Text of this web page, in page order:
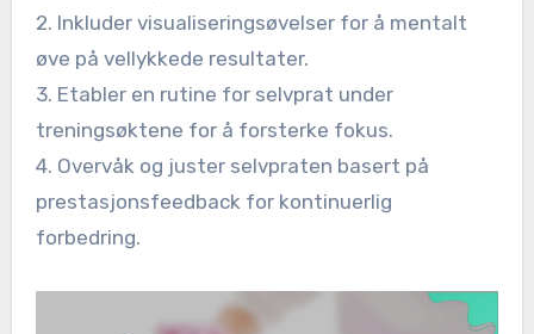
2. Inkluder visualiseringsøvelser for å mentalt
øve på vellykkede resultater.
3. Etabler en rutine for selvprat under
treningsøktene for å forsterke fokus.
4. Overvåk og juster selvpraten basert på
prestasjonsfeedback for kontinuerlig
forbedring.